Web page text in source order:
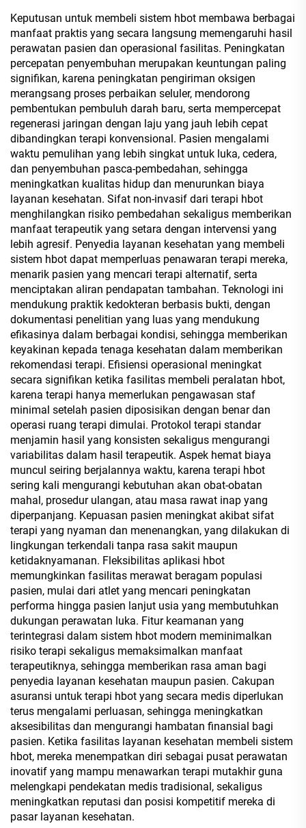
Keputusan untuk membeli sistem hbot membawa berbagai
manfaat praktis yang secara langsung memengaruhi hasil
perawatan pasien dan operasional fasilitas. Peningkatan
percepatan penyembuhan merupakan keuntungan paling
signifikan, karena peningkatan pengiriman oksigen
merangsang proses perbaikan seluler, mendorong
pembentukan pembuluh darah baru, serta mempercepat
regenerasi jaringan dengan laju yang jauh lebih cepat
dibandingkan terapi konvensional. Pasien mengalami
waktu pemulihan yang lebih singkat untuk luka, cedera,
dan penyembuhan pasca-pembedahan, sehingga
meningkatkan kualitas hidup dan menurunkan biaya
layanan kesehatan. Sifat non-invasif dari terapi hbot
menghilangkan risiko pembedahan sekaligus memberikan
manfaat terapeutik yang setara dengan intervensi yang
lebih agresif. Penyedia layanan kesehatan yang membeli
sistem hbot dapat memperluas penawaran terapi mereka,
menarik pasien yang mencari terapi alternatif, serta
menciptakan aliran pendapatan tambahan. Teknologi ini
mendukung praktik kedokteran berbasis bukti, dengan
dokumentasi penelitian yang luas yang mendukung
efikasinya dalam berbagai kondisi, sehingga memberikan
keyakinan kepada tenaga kesehatan dalam memberikan
rekomendasi terapi. Efisiensi operasional meningkat
secara signifikan ketika fasilitas membeli peralatan hbot,
karena terapi hanya memerlukan pengawasan staf
minimal setelah pasien diposisikan dengan benar dan
operasi ruang terapi dimulai. Protokol terapi standar
menjamin hasil yang konsisten sekaligus mengurangi
variabilitas dalam hasil terapeutik. Aspek hemat biaya
muncul seiring berjalannya waktu, karena terapi hbot
sering kali mengurangi kebutuhan akan obat-obatan
mahal, prosedur ulangan, atau masa rawat inap yang
diperpanjang. Kepuasan pasien meningkat akibat sifat
terapi yang nyaman dan menenangkan, yang dilakukan di
lingkungan terkendali tanpa rasa sakit maupun
ketidaknyamanan. Fleksibilitas aplikasi hbot
memungkinkan fasilitas merawat beragam populasi
pasien, mulai dari atlet yang mencari peningkatan
performa hingga pasien lanjut usia yang membutuhkan
dukungan perawatan luka. Fitur keamanan yang
terintegrasi dalam sistem hbot modern meminimalkan
risiko terapi sekaligus memaksimalkan manfaat
terapeutiknya, sehingga memberikan rasa aman bagi
penyedia layanan kesehatan maupun pasien. Cakupan
asuransi untuk terapi hbot yang secara medis diperlukan
terus mengalami perluasan, sehingga meningkatkan
aksesibilitas dan mengurangi hambatan finansial bagi
pasien. Ketika fasilitas layanan kesehatan membeli sistem
hbot, mereka menempatkan diri sebagai pusat perawatan
inovatif yang mampu menawarkan terapi mutakhir guna
melengkapi pendekatan medis tradisional, sekaligus
meningkatkan reputasi dan posisi kompetitif mereka di
pasar layanan kesehatan.